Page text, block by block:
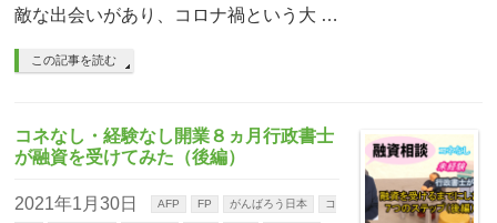
敵な出会いがあり、コロナ禍という大 …
この記事を読む
コネなし・経験なし開業８ヵ月行政書士
が融資を受けてみた（後編）
2021年1月30日 AFP FP がんばろう日本 コ